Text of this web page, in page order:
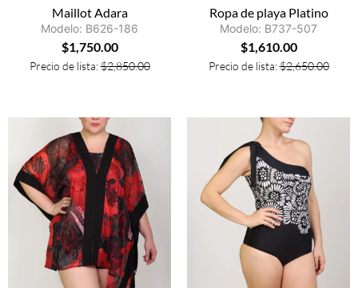
Maillot Adara
Modelo: B626-186
$1,750.00
Precio de lista:$2,850.00
Ropa de playa Platino
Modelo: B737-507
$1,610.00
Precio de lista:$2,650.00